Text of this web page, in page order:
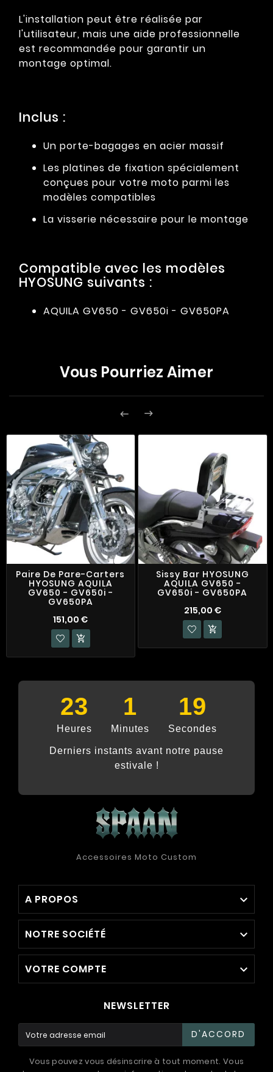
L'installation peut être réalisée par
l'utilisateur, mais une aide professionnelle
est recommandée pour garantir un
montage optimal.
Inclus :
Un porte-bagages en acier massif
Les platines de fixation spécialement
conçues pour votre moto parmi les
modèles compatibles
La visserie nécessaire pour le montage
Compatible avec les modèles
HYOSUNG suivants :
AQUILA GV650 - GV650i - GV650PA
Vous Pourriez Aimer
 
Paire De Pare-Carters
HYOSUNG AQUILA
GV650 - GV650i -
GV650PA
151,00 €

Sissy Bar HYOSUNG
AQUILA GV650 -
GV650i - GV650PA
215,00 €

23
Heures
1
Minutes
18
Secondes
Derniers instants avant notre pause
estivale !
Accessoires Moto Custom
A PROPOS 
NOTRE SOCIÉTÉ 
VOTRE COMPTE 
NEWSLETTER
D'ACCORD
Vous pouvez vous désinscrire à tout moment. Vous